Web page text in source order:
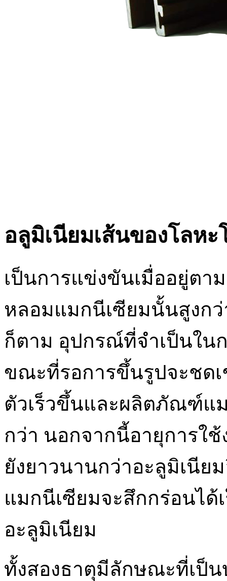
อลูมิเนียมเส้นของโลห
เป็นการแข่งขันเมื่ออยู่ตา
หลอมแมกนีเซียมนั้นสูงกว่
ก็ตาม อุปกรณ์ที่จำเป็นใน
ขณะที่รอการขึ้นรูปจะชด
ตัวเร็วขึ้นและผลิตภัณฑ์แ
กว่า นอกจากนี้อายุการใ
ยังยาวนานกว่าอะลูมิเนี
แมกนีเซียมจะสึกกร่อนไ
อะลูมิเนียม
ทั้งสองธาตุมีลักษณะที่เป็